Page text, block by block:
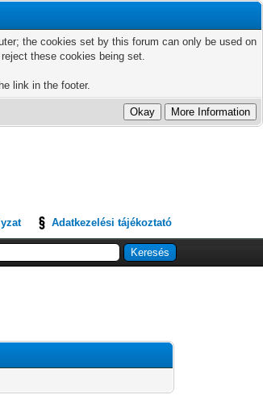
the cookies set by this forum can only be used on
these cookies being set.
link in the footer.
Adatkezelési tájékoztató